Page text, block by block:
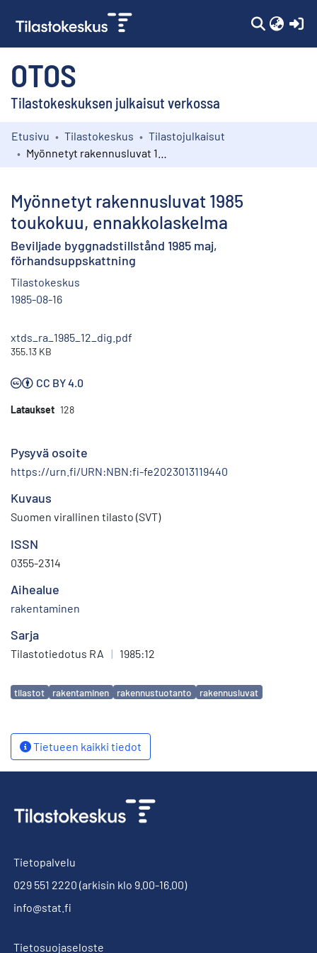
OTOS
Tilastokeskuksen julkaisut verkossa
Kokoelmat
Etusivu Tilastokeskus
Tilastojulkaisut
Myönnetyt rakennusluvat 1985
toukokuu, ennakkolaskelma
Beviljade byggnadstillstånd 1985 maj,
förhandsuppskattning
Tilastokeskus
1985-08-16
xtds_ra_1985_12_dig.pdf
355.13 KB
CC BY 4.0
Lataukset 128
Pysyvä osoite
https://urn.fi/URN:NBN:fi-fe2023013119440
Kuvaus
Suomen virallinen tilasto (SVT)
ISSN
0355-2314
Aihealue
rakentaminen
Sarja
Tilastotiedotus RA | 1985:12
Avainsanat
tilastot rakentaminen rakennustuotanto rakennusluvat
Tietueen kaikki tiedot
Tietopalvelu
029 551 2220 (arkisin klo 9.00-16.00)
info@stat.fi
Tietosuojaseloste